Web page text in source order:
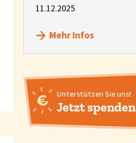
11.12.2025
Mehr Infos
Unterstützen Sie uns!
Jetzt spenden